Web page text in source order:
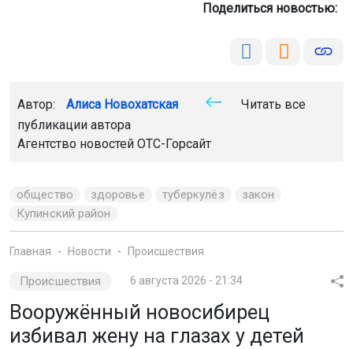
Поделиться новостью:
Автор: Алиса Новохатская
Читать все
публикации автора
Агентство новостей ОТС-Горсайт
общество здоровье туберкулёз
закон
Купинский район
Главная Новости Происшествия
Происшествия 6 августа 2026 - 21:34
Вооружённый новосибирец
избивал жену на глазах у детей